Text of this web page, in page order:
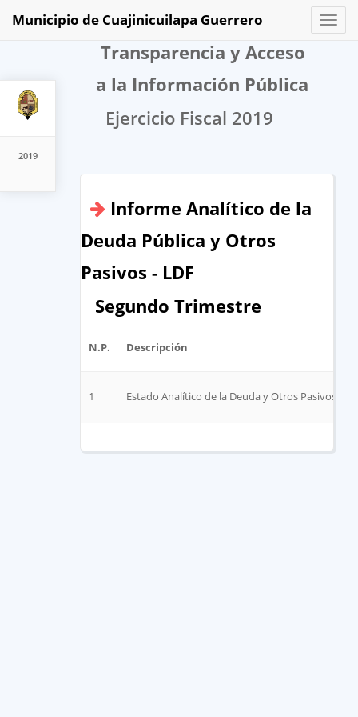
2019
Toggle
Municipio de Cuajinicuilapa Guerrero
Transparencia y Acceso
a la Información Pública
Ejercicio Fiscal 2019
Informe Analítico de la
Deuda Pública y Otros
Pasivos - LDF
Segundo Trimestre
N.P. Descripción
1 Estado Analítico de la Deuda y Otros Pasivos